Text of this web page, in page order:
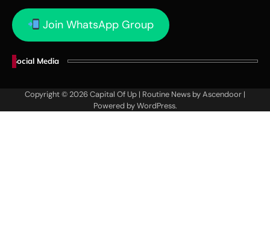
Join WhatsApp Group
Social Media
Copyright © 2026Capital Of Up | Routine News byAscendoor |
Powered byWordPress.